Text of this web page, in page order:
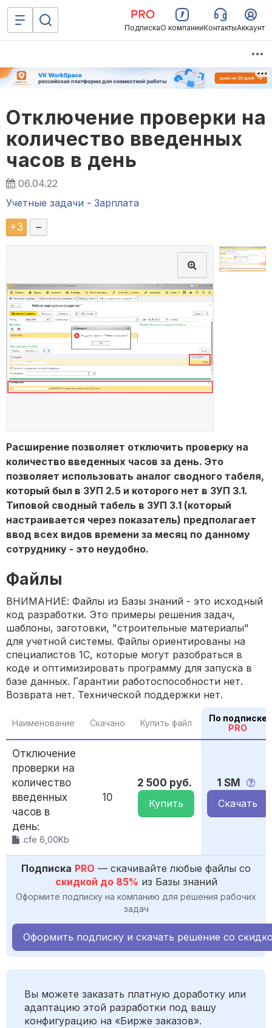
ПодпискаО компанииКонтактыАккаунт
Отключение проверки на
количество введенных
часов в день
06.04.22
Учетные задачи - Зарплата
+3 –
Расширение позволяет отключить проверку на
количество введенных часов за день. Это
позволяет использовать аналог сводного табеля,
который был в ЗУП 2.5 и которого нет в ЗУП 3.1.
Типовой сводный табель в ЗУП 3.1 (который
настраивается через показатель) предполагает
ввод всех видов времени за месяц по данному
сотруднику - это неудобно.
Файлы
ВНИМАНИЕ: Файлы из Базы знаний - это исходный
код разработки. Это примеры решения задач,
шаблоны, заготовки, "строительные материалы"
для учетной системы. Файлы ориентированы на
специалистов 1С, которые могут разобраться в
коде и оптимизировать программу для запуска в
базе данных. Гарантии работоспособности нет.
Возврата нет. Технической поддержки нет.
Наименование Скачано Купить файл
По подписке
PRO
Отключение
проверки на
количество
введенных
часов в
день:
.cfe 6,00Kb
10
2 500 руб.
Купить
1 SM
Скачать
Подписка PRO — скачивайте любые файлы со
скидкой до 85% из Базы знаний
Оформите подписку на компанию для решения рабочих
задач
Оформить подписку и скачать решение со
Вы можете заказать платную доработку или
адаптацию этой разработки под вашу
конфигурацию на «Бирже заказов».